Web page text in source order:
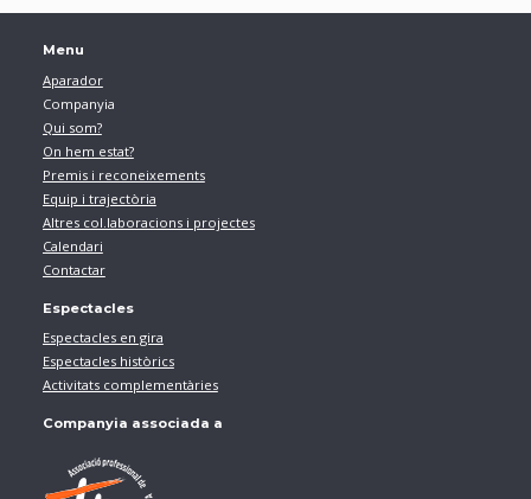
Menu
Aparador
Companyia
Qui som?
On hem estat?
Premis i reconeixements
Equip i trajectòria
Altres col.laboracions i projectes
Calendari
Contactar
Espectacles
Espectacles en gira
Espectacles històrics
Activitats complementàries
Companyia associada a